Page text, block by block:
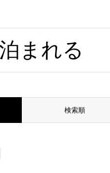
まれる
検索順